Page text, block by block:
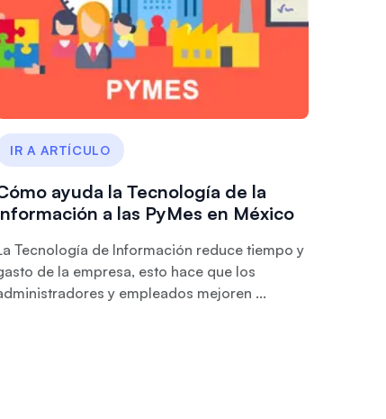
IR A ARTÍCULO
ayuda la Tecnología de la
a las PyMes en México
Tecnología de Información reduce tiempo y
de la empresa, esto hace que los
y empleados mejoren ...